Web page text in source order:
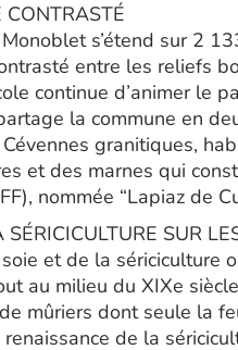
CONTRASTÉ
s’étend sur 2
entre les reliefs
continue d’animer le
la commune en
granitiques,
et des marnes qui
nommée “Lapiaz de
SÉRICICULTURE SUR
et de la sériciculture
au milieu du XIXe
mûriers dont seule la
de la